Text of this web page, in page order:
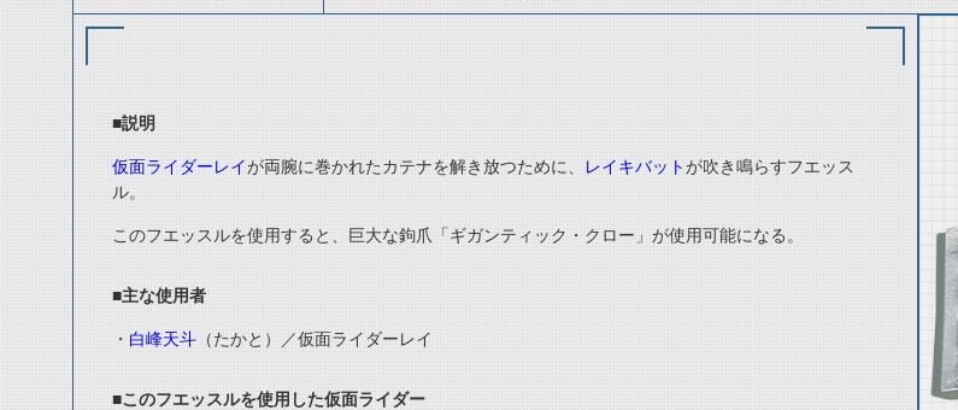
■説明
仮面ライダーレイが両腕に巻かれたカテナを解き放つために、 レイキバットが吹き鳴らすフエッス
ル。
このフエッスルを使用すると、巨大な鉤爪「ギガンティック・クロー」が使用可能になる。
■主な使用者
・ 白峰天斗 （たかと）／仮面ライダーレイ
■このフエッスルを使用した仮面ライダー
thumbnail